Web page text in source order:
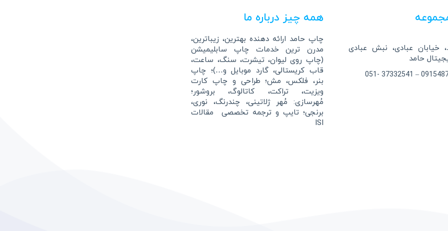
خیابان عبادی، نبش عبادی
همه چیز درباره ما
چاپ حامد ارائه دهنده بهترین، زیباترین،
مدرن ترین خدمات چاپ سابلیمیشن
(چاپ روی لیوان، تیشرت، سنگ، ساعت،
قاب کریستالی، گارد موبایل و…)؛ چاپ
بنر، فلکس، مش؛ طراحی و چاپ کارت
ویزیت، تراکت، کاتالوگ، بروشور؛
مُهرسازی: مُهر ژلاتینی، چندرنگ، نوری،
برنجی؛ تایپ و ترجمه تخصصی مقالات
ISI